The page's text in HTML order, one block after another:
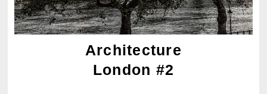
Architecture
London #2